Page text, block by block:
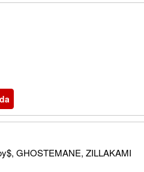
GHOSTEMANE, ZILLAKAMI